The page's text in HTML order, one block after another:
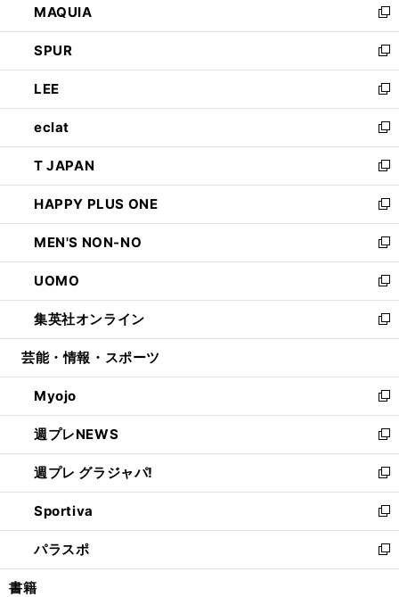
ド
ウ
で
開
く
ィ
ン
ド
ウ
で
開
く
い
ウ
ィ
ン
ド
ウ
で
開
く
MAQUIA
新
し
い
ウ
ィ
ン
ド
ウ
で
開
く
SPUR
新
し
い
ウ
ィ
ン
ド
ウ
で
開
く
LEE
新
し
い
ウ
ィ
ン
ド
ウ
で
開
く
eclat
新
し
い
ウ
ィ
ン
ド
ウ
で
開
く
T JAPAN
新
し
い
ウ
ィ
ン
ド
ウ
で
開
HAPPY PLUS ONE
新
し
い
ウ
ィ
ン
ド
ウ
開
く
MEN'S NON-NO
新
し
い
ウ
ィ
ン
ウ
で
開
く
UOMO
新
し
い
ウ
ン
ド
ウ
で
開
く
集英社オンライン
新
し
ウ
ィ
ン
ド
ウ
で
開
く
芸能・情報・スポーツ
Myojo
新
し
い
ウ
ィ
ン
ド
ウ
で
開
週プレNEWS
新
し
い
ウ
ィ
ン
ド
ウ
週プレ グラジャパ!
新
し
い
ウ
ィ
ン
Sportiva
新
し
い
ウ
パラスポ
新
し
書籍